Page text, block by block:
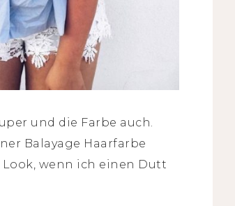
und die Farbe auch.
Balayage Haarfarbe
Look, wenn ich einen Dutt